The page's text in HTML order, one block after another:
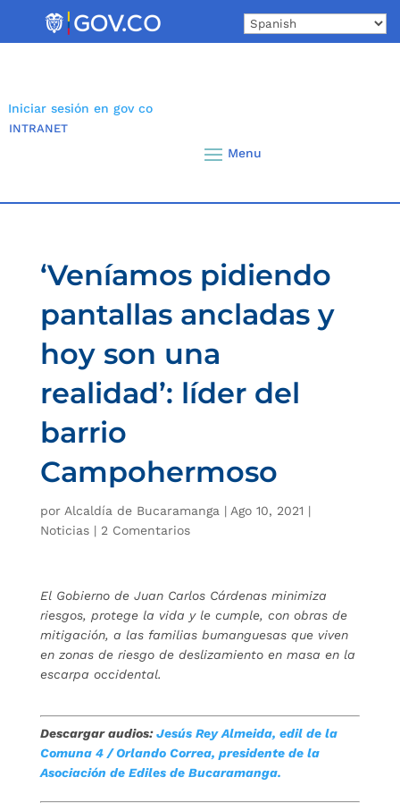
Iniciar sesión en gov co
INTRANET
‘Veníamos pidiendo
pantallas ancladas y
hoy son una
realidad’: líder del
barrio
Campohermoso
por Alcaldía de Bucaramanga | Ago 10, 2021 |
Noticias| 2 Comentarios
El Gobierno de Juan Carlos Cárdenas minimiza
riesgos, protege la vida y le cumple, con obras de
mitigación, a las familias bumanguesas que viven
en zonas de riesgo de deslizamiento en masa en la
escarpa occidental.
Descargar audios:Jesús Rey Almeida, edil de la
Comuna 4 / Orlando Correa, presidente de la
Asociación de Ediles de Bucaramanga.